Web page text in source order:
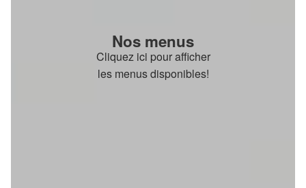
Nos menus
Cliquez ici pour afficher
les menus disponibles!